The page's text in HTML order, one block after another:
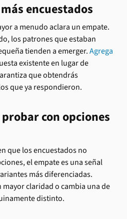
encuestados
a menudo aclara un empate.
los patrones que estaban
tienden a emerger. Agrega
existente en lugar de
que obtendrás
que ya respondieron.
con opciones
que los encuestados no
el empate es una señal
más diferenciadas.
mayor claridad o cambia una de
distinto.